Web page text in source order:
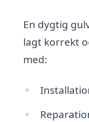
En dygtig
lagt korrekt
med: